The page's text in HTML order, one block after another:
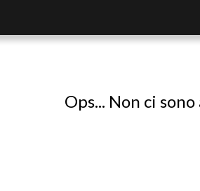
Ops... Non ci